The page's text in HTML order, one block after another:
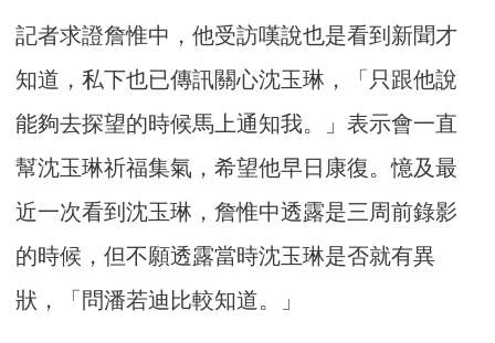
記者求證詹惟中，他受訪嘆說也是看到新聞才
知道，私下也已傳訊關心沈玉琳，「只跟他說
能夠去探望的時候馬上通知我。」表示會一直
幫沈玉琳祈福集氣，希望他早日康復。憶及最
近一次看到沈玉琳，詹惟中透露是三周前錄影
的時候，但不願透露當時沈玉琳是否就有異
狀，「問潘若迪比較知道。」